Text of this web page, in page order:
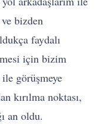
bizden
faydalı
için bizim
görüşmeye
kırılma noktası,
an oldu.